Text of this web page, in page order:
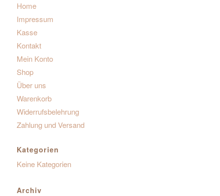
Home
Impressum
Kasse
Kontakt
Mein Konto
Shop
Über uns
Warenkorb
Widerrufsbelehrung
Zahlung und Versand
Kategorien
Keine Kategorien
Archiv